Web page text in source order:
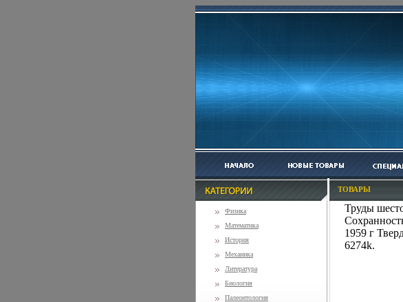
Физика
Математика
История
Механика
Литература
Биология
Палеонтология
ТОВАРЫ
Труды
1959 г
6274k.